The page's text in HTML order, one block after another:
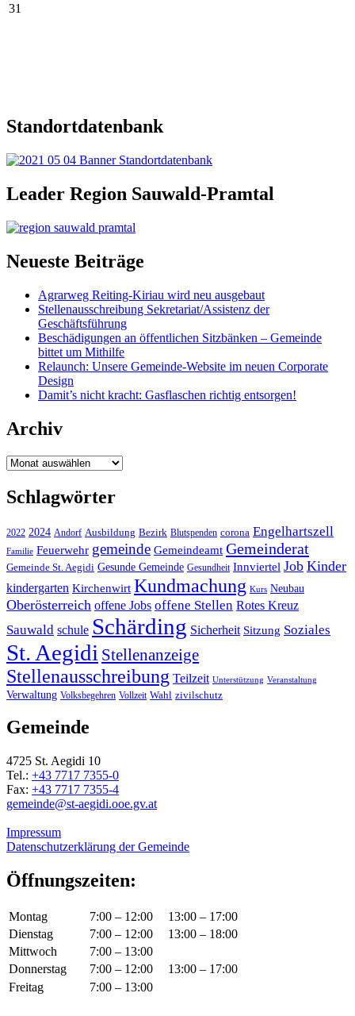
31
Standortdatenbank
Leader Region Sauwald-Pramtal
Neueste Beiträge
Agrarweg Reiting-Kiriau wird neu ausgebaut
Stellenausschreibung Sekretariat/Assistenz der
Geschäftsführung
Beschädigungen an öffentlichen Sitzbänken – Gemeinde
bittet um Mithilfe
Relaunch: Unsere Gemeinde-Website im neuen Corporate
Design
Damit’s nicht kracht: Gasflaschen richtig entsorgen!
Archiv
Archiv
Schlagwörter
2022 2024 Andorf Ausbildung Bezirk Blutspenden corona Engelhartszell
Familie Feuerwehr gemeinde Gemeindeamt Gemeinderat
Gemeinde St. Aegidi Gesunde Gemeinde Gesundheit Innviertel Job Kinder
kindergarten Kirchenwirt Kundmachung Kurs Neubau
Oberösterreich offene Jobs offene Stellen Rotes Kreuz
Sauwald schule Schärding Sicherheit Sitzung Soziales
St. Aegidi Stellenanzeige
Stellenausschreibung Teilzeit Unterstützung Veranstaltung
Verwaltung Volksbegehren Vollzeit Wahl zivilschutz
Gemeinde
4725 St. Aegidi 10
Tel.: +43 7717 7355-0
Fax: +43 7717 7355-4
gemeinde@st-aegidi.ooe.gv.at
Impressum
Datenschutzerklärung der Gemeinde
Öffnungszeiten:
Montag 7:00 – 12:00
13:00 – 17:00
Dienstag
7:00 – 12:00
13:00 – 18:00
Mittwoch
7:00 – 13:00
Donnerstag
7:00 – 12:00
13:00 – 17:00
Freitag
7:00 – 13:00